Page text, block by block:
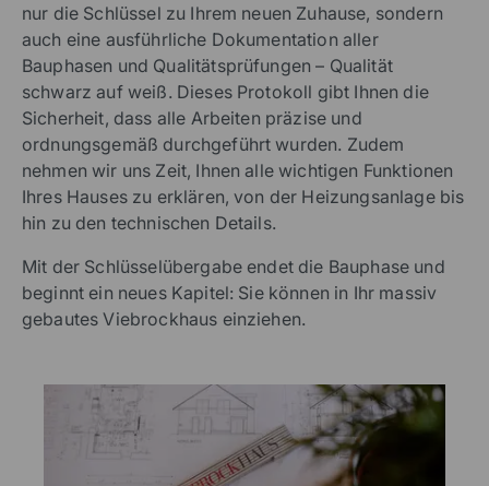
nur die Schlüssel zu Ihrem neuen Zuhause, sondern
auch eine ausführliche Dokumentation aller
Bauphasen und Qualitätsprüfungen – Qualität
schwarz auf weiß. Dieses Protokoll gibt Ihnen die
Sicherheit, dass alle Arbeiten präzise und
ordnungsgemäß durchgeführt wurden. Zudem
nehmen wir uns Zeit, Ihnen alle wichtigen Funktionen
Ihres Hauses zu erklären, von der Heizungsanlage bis
hin zu den technischen Details.
Mit der Schlüsselübergabe endet die Bauphase und
beginnt ein neues Kapitel: Sie können in Ihr massiv
gebautes Viebrockhaus einziehen.